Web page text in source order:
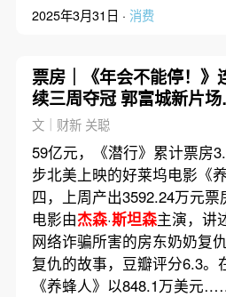
2025年3月31日 · 消费
票房｜《年会不能停！》
续三周夺冠 郭富城新片场
人次最高
文｜财新 关聪
59亿元，《潜行》累计票房
步北美上映的好莱坞电影《
四，上周产出3592.24万元票
电影由杰森·斯坦森主演，讲
网络诈骗所害的房东奶奶复
复仇的故事，豆瓣评分6.3。
《养蜂人》以848.1万美元